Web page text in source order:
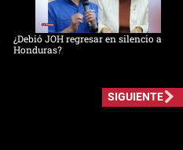
¿Debió JOH regresar en silencio a
Honduras?
SIGUIENTE